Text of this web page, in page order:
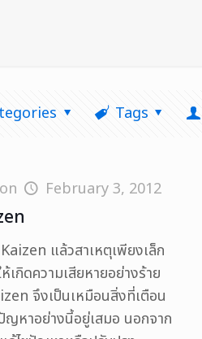
Tags
on February 3, 2012
แล้วสาเหตุเพียงเล็ก
เกิดความเสียหายอย่างร้าย
จึงเป็นเหมือนสิ่งที่เตือน
ญหาอย่างนี้อยู่เสมอ นอกจาก